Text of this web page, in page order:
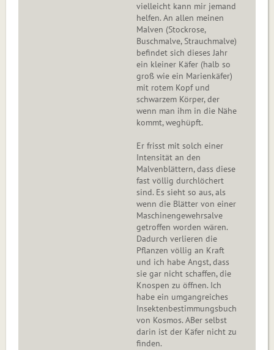
vielleicht kann mir jemand
helfen. An allen meinen
Malven (Stockrose,
Buschmalve, Strauchmalve)
befindet sich dieses Jahr
ein kleiner Käfer (halb so
groß wie ein Marienkäfer)
mit rotem Kopf und
schwarzem Körper, der
wenn man ihm in die Nähe
kommt, weghüpft.
Er frisst mit solch einer
Intensität an den
Malvenblättern, dass diese
fast völlig durchlöchert
sind. Es sieht so aus, als
wenn die Blätter von einer
Maschinengewehrsalve
getroffen worden wären.
Dadurch verlieren die
Pflanzen völlig an Kraft
und ich habe Angst, dass
sie gar nicht schaffen, die
Knospen zu öffnen. Ich
habe ein umgangreiches
Insektenbestimmungsbuch
von Kosmos. ABer selbst
darin ist der Käfer nicht zu
finden.